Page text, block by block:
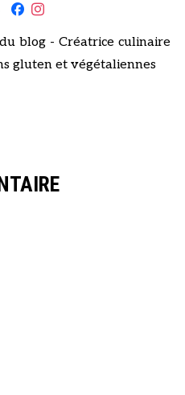
blog - Créatrice culinaire
gluten et végétaliennes